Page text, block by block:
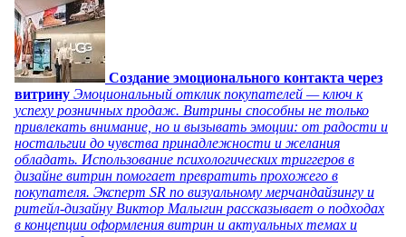
Создание эмоционального контакта через
витрину Эмоциональный отклик покупателей — ключ к
успеху розничных продаж. Витрины способны не только
привлекать внимание, но и вызывать эмоции: от радости и
ностальгии до чувства принадлежности и желания
обладать. Использование психологических триггеров в
дизайне витрин помогает превратить прохожего в
покупателя. Эксперт SR по визуальному мерчандайзингу и
ритейл-дизайну Виктор Малыгин рассказывает о подходах
в концепции оформления витрин и актуальных темах и